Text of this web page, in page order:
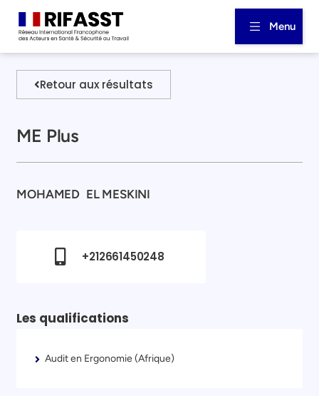
Menu
Retour aux résultats
ME Plus
MOHAMED EL MESKINI
+212661450248
Les qualifications
Audit en Ergonomie (Afrique)